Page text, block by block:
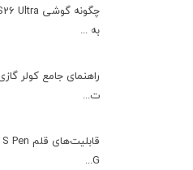
به ...
ت...
G...